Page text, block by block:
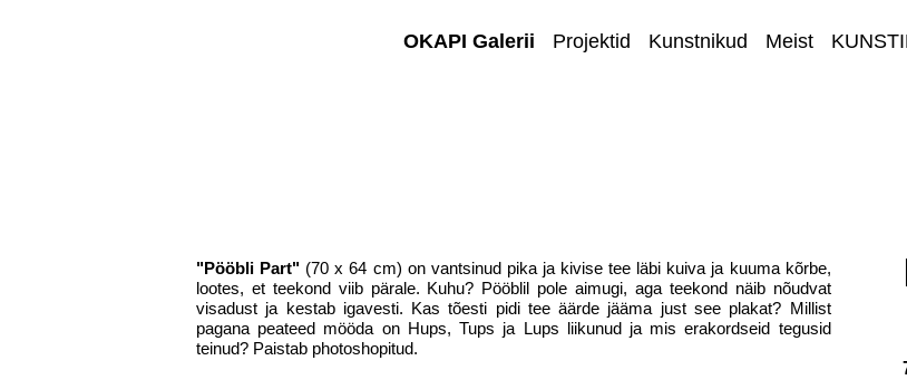
OKAPI Galerii Projektid Kunstnikud Meist
"Pööbli Part" (70 x 64 cm) on vantsinud pika ja kivise tee läbi kuiva ja kuuma kõrbe,
lootes, et teekond viib pärale. Kuhu? Pööblil pole aimugi, aga teekond näib nõudvat
visadust ja kestab igavesti. Kas tõesti pidi tee äärde jääma just see plakat? Millist
pagana peateed mööda on Hups, Tups ja Lups liikunud ja mis erakordseid tegusid
teinud? Paistab photoshopitud.